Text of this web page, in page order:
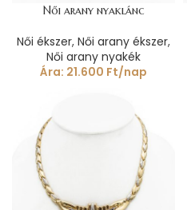
Női arany nyaklánc
Női ékszer, Női arany ékszer,
Női arany nyakék
Ára: 21.600 Ft/nap